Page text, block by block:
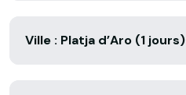
Ville : Platja d’Aro (1 jours)